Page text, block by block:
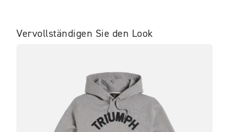
Vervollständigen Sie den Look